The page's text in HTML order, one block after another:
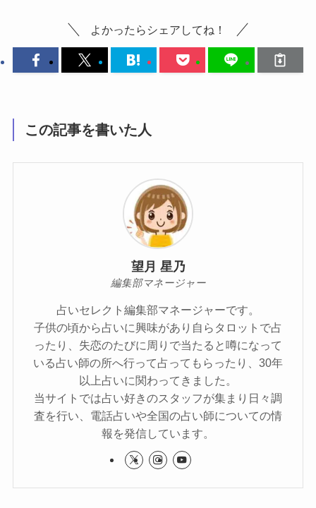
よかったらシェアしてね！
この記事を書いた人
望月 星乃
編集部マネージャー
占いセレクト編集部マネージャーです。
子供の頃から占いに興味があり自らタロットで占
ったり、失恋のたびに周りで当たると噂になって
いる占い師の所へ行って占ってもらったり、30年
以上占いに関わってきました。
当サイトでは占い好きのスタッフが集まり日々調
査を行い、電話占いや全国の占い師についての情
報を発信しています。